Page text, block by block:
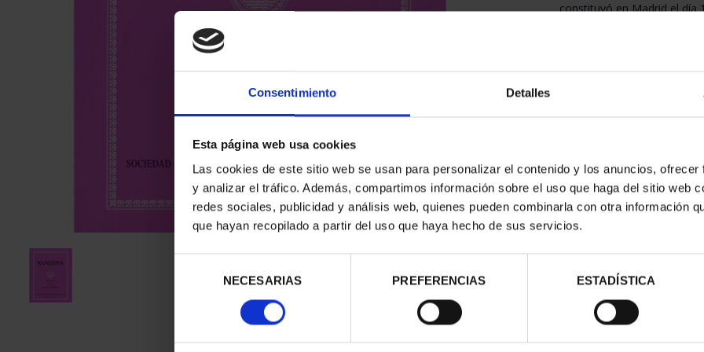
Consentimiento Detalles
Esta página web usa cookies
Las cookies de este sitio web se usan para personalizar el contenido y los anuncios,
y analizar el tráfico. Además, compartimos información sobre el uso que haga del sitio web
redes sociales, publicidad y análisis web, quienes pueden combinarla con otra información
que hayan recopilado a partir del uso que haya hecho de sus servicios.
consentimiento
NECESARIAS PREFERENCIAS ESTADÍSTICA
constituyó en Madrid el día
superado con creces el
mismo año (Octubre-
NVMISMA, órgano
constitución.
El objeto exclusivo de la
el estudio, la investigación
refiere; en especial en lo
Tanto la Sociedad como la
hasta hoy, bajo el auspicio
Timbre-Real Casa de la
Museo Casa de la Moneda,
Puede ver el índice de
pestaña "Detalles".
Si desea adquirir algún
(tiendavirtual@fnmt.es).